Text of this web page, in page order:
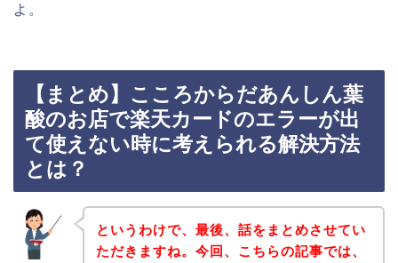
よ。
【まとめ】こころからだあんしん葉
酸のお店で楽天カードのエラーが出
て使えない時に考えられる解決方法
とは？
というわけで、最後、話をまとめさせてい
ただきますね。今回、こちらの記事では、